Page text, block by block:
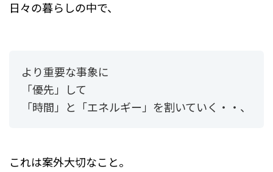
日々の暮らしの中で、
より重要な事象に
「優先」して
「時間」と「エネルギー」を割いていく・・、
これは案外大切なこと。